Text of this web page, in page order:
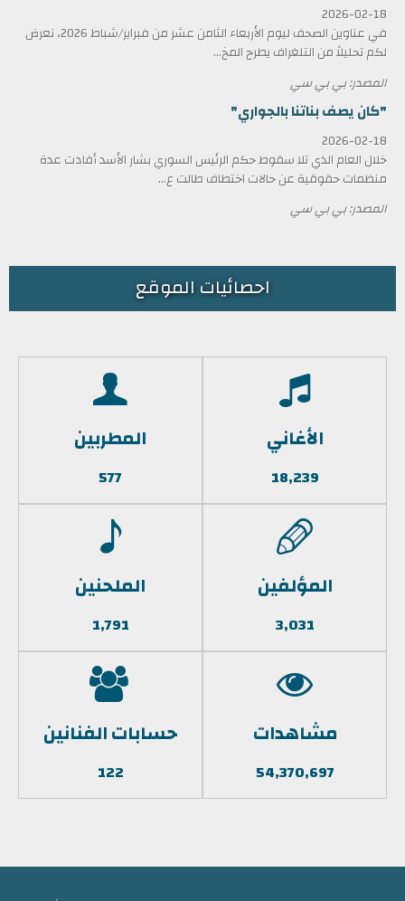
2026-02-18
في عناوين الصحف ليوم الأربعاء الثامن عشر من فبراير/شباط 2026، نعرض
لكم تحليلاً من التلغراف يطرح المخ...
المصدر: بي بي سي
"كان يصف بناتنا بالجواري"
2026-02-18
خلال العام الذي تلا سقوط حكم الرئيس السوري بشار الأسد أفادت عدة
منظمات حقوقية عن حالات اختطاف طالت ع...
المصدر: بي بي سي
احصائيات الموقع
الأغاني
18,239
المطربين
577
المؤلفين
3,031
الملحنين
1,791
مشاهدات
54,370,697
حسابات الفنانين
122